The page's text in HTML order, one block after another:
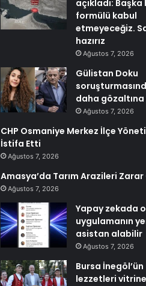
açıkladı:
formülü kabul
etmeyeceğiz.
hazırız
Ağustos 7, 2026
Gülistan Doku
daha gözaltına
Ağustos 7, 2026
CHP Osmaniye Merkez İlçe
İstifa Etti
Ağustos 7, 2026
Amasya’da Tarım Arazileri
Ağustos 7, 2026
Yapay zekada
uygulamanın
asistan alabilir
Ağustos 7, 2026
Bursa İnegöl’ün
lezzetleri vitrine